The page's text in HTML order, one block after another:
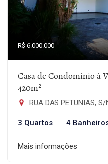
R$ 6.000.000
Casa de Condomínio à
420m²
RUA DAS PETUNIAS, S/N,
3 Quartos 4
Mais informações